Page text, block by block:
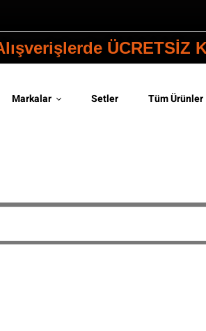
ÜCRETSİZ
Markalar Setler Tüm Ürünler